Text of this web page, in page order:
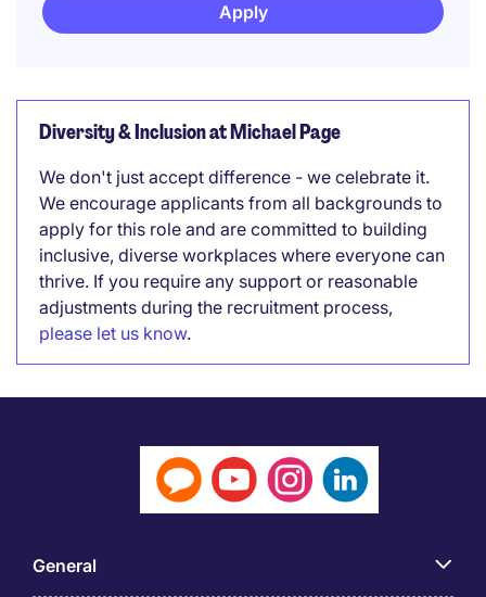
Apply
Diversity & Inclusion at Michael Page
We don't just accept difference - we celebrate it.
We encourage applicants from all backgrounds to
apply for this role and are committed to building
inclusive, diverse workplaces where everyone can
thrive. If you require any support or reasonable
adjustments during the recruitment process,
please let us know.
General